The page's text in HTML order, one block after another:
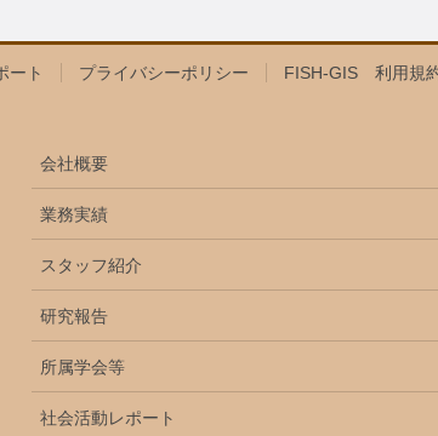
ート プライバシーポリシー FISH-GIS 利用規
会社概要
業務実績
スタッフ紹介
研究報告
所属学会等
社会活動レポート